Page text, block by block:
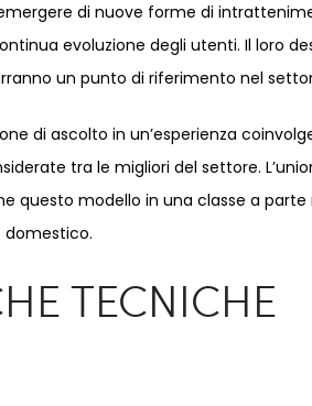
di nuove forme di
evoluzione degli utenti. Il loro
un punto di riferimento nel
di ascolto in un’esperienza
tra le migliori del settore.
modello in una classe a parte
domestico.
TECNICHE